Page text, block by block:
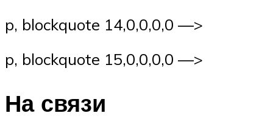
p, blockquote 14,0,0,0,0 —>
p, blockquote 15,0,0,0,0 —>
На связи